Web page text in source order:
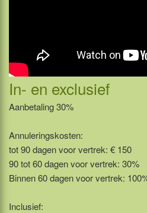
In- en exclusief
Aanbetaling 30%
Annuleringskosten:
tot 90 dagen voor vertrek: € 150
90 tot 60 dagen voor vertrek: 30%
Binnen 60 dagen voor vertrek:
Inclusief: